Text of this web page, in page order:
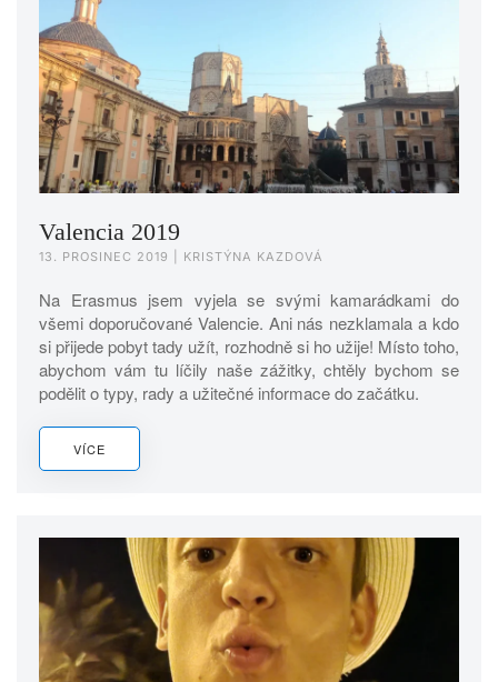
Valencia 2019
13. PROSINEC 2019 | KRISTÝNA KAZDOVÁ
Na Erasmus jsem vyjela se svými kamarádkami do
všemi doporučované Valencie. Ani nás nezklamala a kdo
si přijede pobyt tady užít, rozhodně si ho užije! Místo toho,
abychom vám tu líčily naše zážitky, chtěly bychom se
podělit o typy, rady a užitečné informace do začátku.
VÍCE